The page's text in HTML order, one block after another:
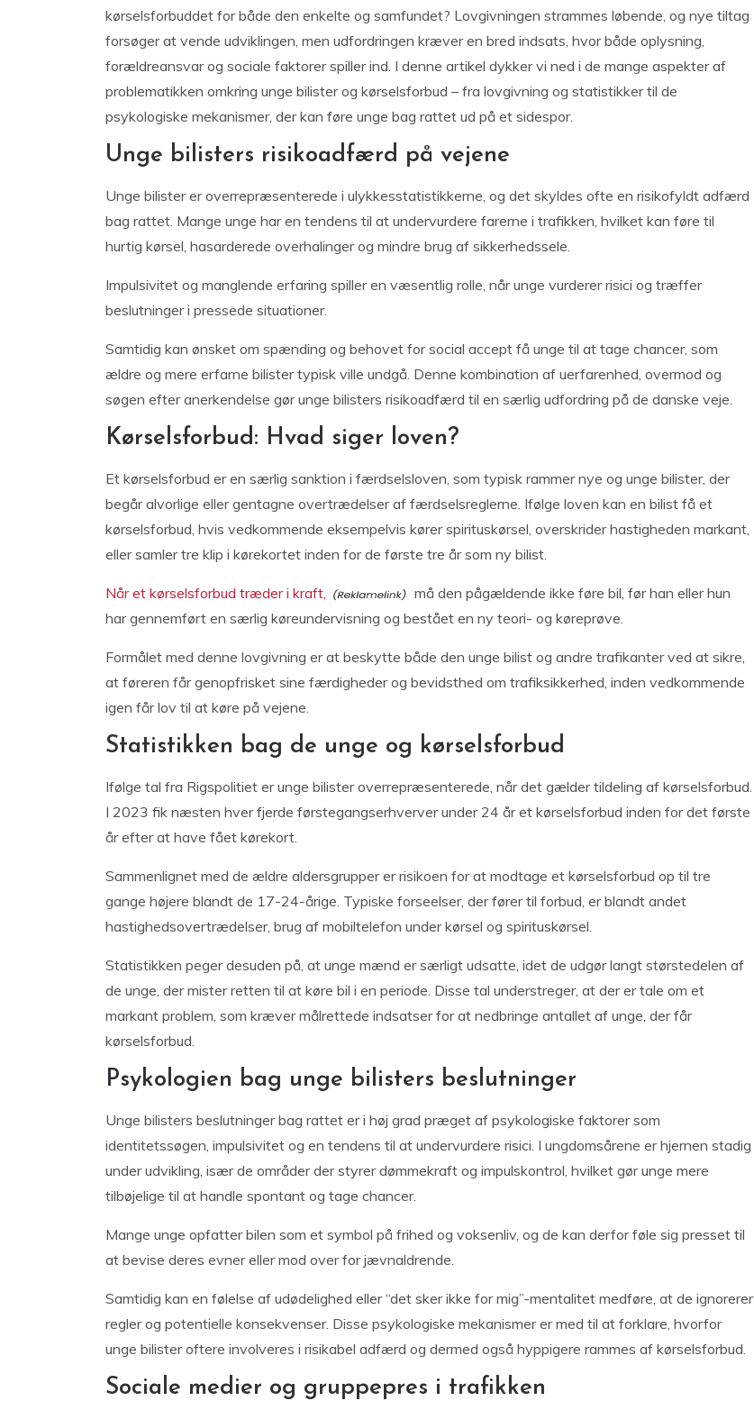
kørselsforbuddet for både den enkelte og samfundet? Lovgivningen strammes løbende, og nye tiltag
forsøger at vende udviklingen, men udfordringen kræver en bred indsats, hvor både oplysning,
forældreansvar og sociale faktorer spiller ind. I denne artikel dykker vi ned i de mange aspekter af
problematikken omkring unge bilister og kørselsforbud – fra lovgivning og statistikker til de
psykologiske mekanismer, der kan føre unge bag rattet ud på et sidespor.
Unge bilisters risikoadfærd på vejene
Unge bilister er overrepræsenterede i ulykkesstatistikkerne, og det skyldes ofte en risikofyldt adfærd
bag rattet. Mange unge har en tendens til at undervurdere farerne i trafikken, hvilket kan føre til
hurtig kørsel, hasarderede overhalinger og mindre brug af sikkerhedssele.
Impulsivitet og manglende erfaring spiller en væsentlig rolle, når unge vurderer risici og træffer
beslutninger i pressede situationer.
Samtidig kan ønsket om spænding og behovet for social accept få unge til at tage chancer, som
ældre og mere erfarne bilister typisk ville undgå. Denne kombination af uerfarenhed, overmod og
søgen efter anerkendelse gør unge bilisters risikoadfærd til en særlig udfordring på de danske veje.
Kørselsforbud: Hvad siger loven?
Et kørselsforbud er en særlig sanktion i færdselsloven, som typisk rammer nye og unge bilister, der
begår alvorlige eller gentagne overtrædelser af færdselsreglerne. Ifølge loven kan en bilist få et
kørselsforbud, hvis vedkommende eksempelvis kører spirituskørsel, overskrider hastigheden markant,
eller samler tre klip i kørekortet inden for de første tre år som ny bilist.
Når et kørselsforbud træder i kraft,
må den pågældende ikke føre bil, før han eller hun
har gennemført en særlig køreundervisning og bestået en ny teori- og køreprøve.
Formålet med denne lovgivning er at beskytte både den unge bilist og andre trafikanter ved at sikre,
at føreren får genopfrisket sine færdigheder og bevidsthed om trafiksikkerhed, inden vedkommende
igen får lov til at køre på vejene.
Statistikken bag de unge og kørselsforbud
Ifølge tal fra Rigspolitiet er unge bilister overrepræsenterede, når det gælder tildeling af kørselsforbud.
I 2023 fik næsten hver fjerde førstegangserhverver under 24 år et kørselsforbud inden for det første
år efter at have fået kørekort.
Sammenlignet med de ældre aldersgrupper er risikoen for at modtage et kørselsforbud op til tre
gange højere blandt de 17-24-årige. Typiske forseelser, der fører til forbud, er blandt andet
hastighedsovertrædelser, brug af mobiltelefon under kørsel og spirituskørsel.
Statistikken peger desuden på, at unge mænd er særligt udsatte, idet de udgør langt størstedelen af
de unge, der mister retten til at køre bil i en periode. Disse tal understreger, at der er tale om et
markant problem, som kræver målrettede indsatser for at nedbringe antallet af unge, der får
kørselsforbud.
Psykologien bag unge bilisters beslutninger
Unge bilisters beslutninger bag rattet er i høj grad præget af psykologiske faktorer som
identitetssøgen, impulsivitet og en tendens til at undervurdere risici. I ungdomsårene er hjernen stadig
under udvikling, især de områder der styrer dømmekraft og impulskontrol, hvilket gør unge mere
tilbøjelige til at handle spontant og tage chancer.
Mange unge opfatter bilen som et symbol på frihed og voksenliv, og de kan derfor føle sig presset til
at bevise deres evner eller mod over for jævnaldrende.
Samtidig kan en følelse af udødelighed eller “det sker ikke for mig”-mentalitet medføre, at de ignorerer
regler og potentielle konsekvenser. Disse psykologiske mekanismer er med til at forklare, hvorfor
unge bilister oftere involveres i risikabel adfærd og dermed også hyppigere rammes af kørselsforbud.
Sociale medier og gruppepres i trafikken